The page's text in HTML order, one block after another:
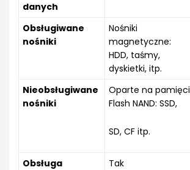
danych
Obsługiwane
nośniki
Nośniki
magnetyczne:
HDD, taśmy,
dyskietki, itp.
Nieobsługiwane
nośniki
Oparte na pamięci
Flash NAND: SSD,
SD, CF itp.
Obsługa
Tak